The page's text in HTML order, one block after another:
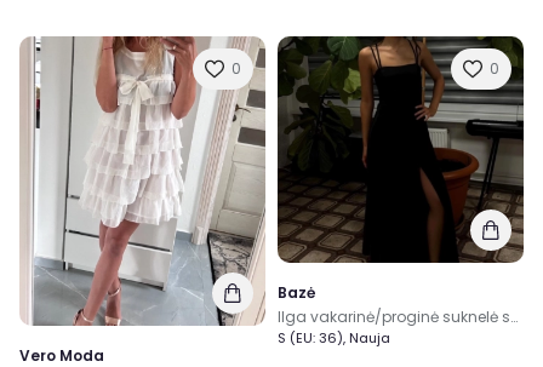
0
Vero Moda
0
Bazė
Ilga vakarinė/proginė suknelė su atvira varstoma nugara
S (EU: 36), Nauja